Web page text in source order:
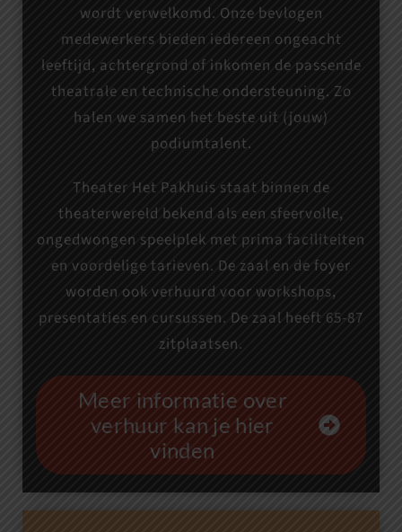
wordt verwelkomd. Onze bevlogen
medewerkers bieden iedereen ongeacht
leeftijd, achtergrond of inkomen de passende
theatrale en technische ondersteuning. Zo
halen we samen het beste uit (jouw)
podiumtalent.
Theater Het Pakhuis staat binnen de
theaterwereld bekend als een sfeervolle,
ongedwongen speelplek met prima faciliteiten
en voordelige tarieven. De zaal en de foyer
worden ook verhuurd voor workshops,
presentaties en cursussen. De zaal heeft 65-87
zitplaatsen.
Meer informatie over
verhuur kan je hier
vinden